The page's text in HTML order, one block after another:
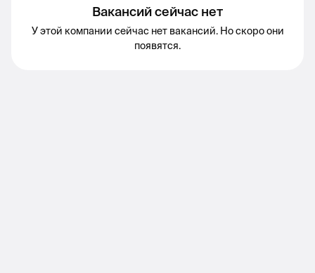
Вакансий сейчас нет
У этой компании сейчас нет вакансий. Но скоро они
появятся.